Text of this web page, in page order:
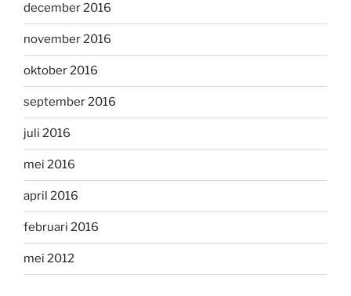
december 2016
november 2016
oktober 2016
september 2016
juli 2016
mei 2016
april 2016
februari 2016
mei 2012